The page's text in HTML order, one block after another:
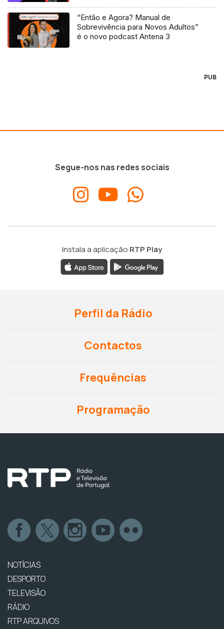
“Então e Agora? Manual de
Sobrevivência para Novos Adultos”
é o novo podcast Antena 3
PUB
Segue-nos nas redes sociais
Instala a aplicação RTP Play
Perfil da Rádio
Contactos
Frequências
Programação
NOTÍCIAS
DESPORTO
TELEVISÃO
RÁDIO
RTP ARQUIVOS